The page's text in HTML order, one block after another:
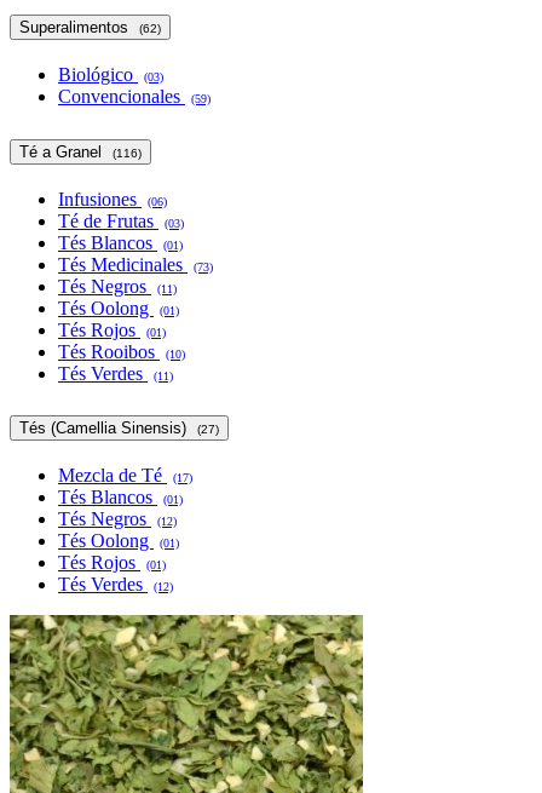
Superalimentos (62)
Biológico (03)
Convencionales (59)
Té a Granel (116)
Infusiones (06)
Té de Frutas (03)
Tés Blancos (01)
Tés Medicinales (73)
Tés Negros (11)
Tés Oolong (01)
Tés Rojos (01)
Tés Rooibos (10)
Tés Verdes (11)
Tés (Camellia Sinensis) (27)
Mezcla de Té (17)
Tés Blancos (01)
Tés Negros (12)
Tés Oolong (01)
Tés Rojos (01)
Tés Verdes (12)